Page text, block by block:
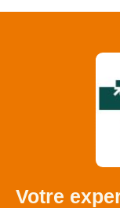
Votre